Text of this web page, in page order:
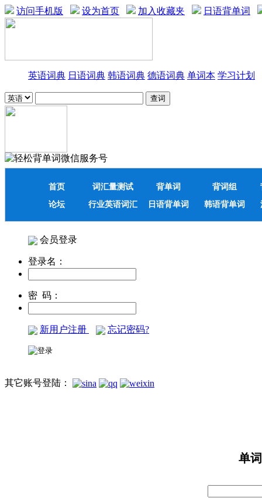
访问手机版 设为首页 加入收藏夹 日语背单词
英语词典 日语词典 韩语词典 德语词典 单词本 学习计划
首页 词汇量测试 背单词 背词组
论坛
行业英语词汇 日语背单词 韩语背单词
会员登录
登录名：
密 码：
新用户注册 忘记密码?
其它账号登陆：
单